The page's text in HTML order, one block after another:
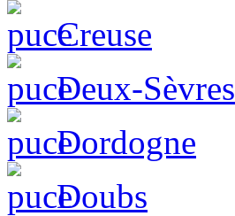
Creuse
Deux-Sèvres
Dordogne
Doubs